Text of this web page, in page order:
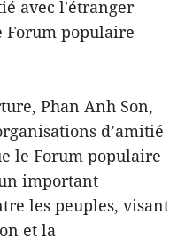
avec l'étranger
Forum populaire
Phan Anh Son,
d’amitié
le Forum populaire
important
les peuples, visant
et la